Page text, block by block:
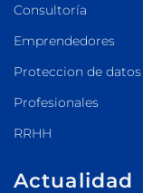
Consultoría
Emprendedores
Proteccion de datos
Profesionales
RRHH
Actualidad